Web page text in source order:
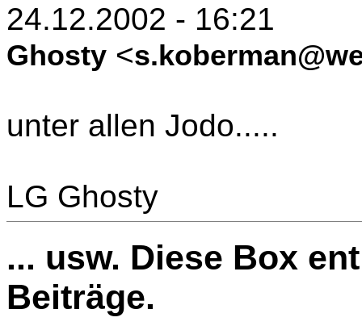
24.12.2002 - 16:21
Ghosty <
unter allen Jodo.....
LG Ghosty
... usw. Diese Box
Beiträge.